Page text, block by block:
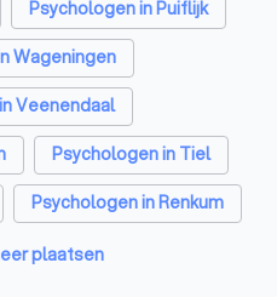
Diëtisten in Kesteren
Psychologen in Puiflijk
Wageningen
Veenendaal
Psychologen in Tiel
Psychologen in Renkum
Psychologen in Heelsum
plaatsen